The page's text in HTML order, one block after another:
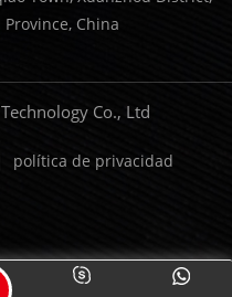
China
Co., Ltd
política de privacidad